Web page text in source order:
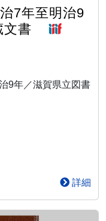
7年至明治9
文書
9年／滋賀県立図書
詳細